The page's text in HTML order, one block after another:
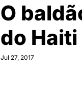
O
do Haiti
Jul 27, 2017